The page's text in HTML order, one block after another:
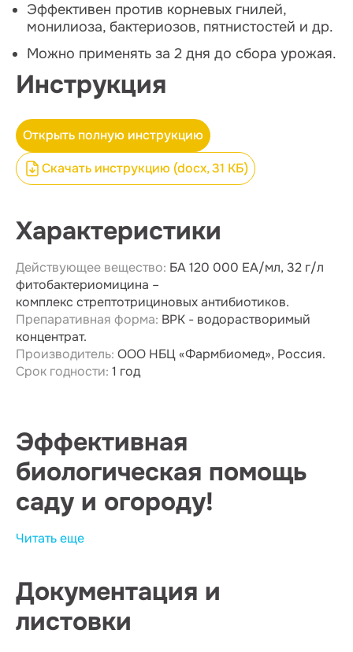
Эффективен против корневых гнилей,
монилиоза, бактериозов, пятнистостей и др.
Можно применять за 2 дня до сбора урожая.
Инструкция
Открыть полную инструкцию
Скачать инструкцию (docx, 31 КБ)
Характеристики
Действующее вещество: БА 120 000 ЕА/мл, 32 г/л
фитобактериомицина –
комплекс стрептотрициновых антибиотиков.
Препаративная форма: ВРК - водорастворимый
концентрат.
Производитель: ООО НБЦ «Фармбиомед», Россия.
Срок годности: 1 год
Эффективная
биологическая помощь
саду и огороду!
«Фитолавин»
садовых культур. Основным действующим
веществом средства является фитобактериомицин
(ФТМ) – комплекс стрептотрициновых
Читать еще
Документация и
листовки